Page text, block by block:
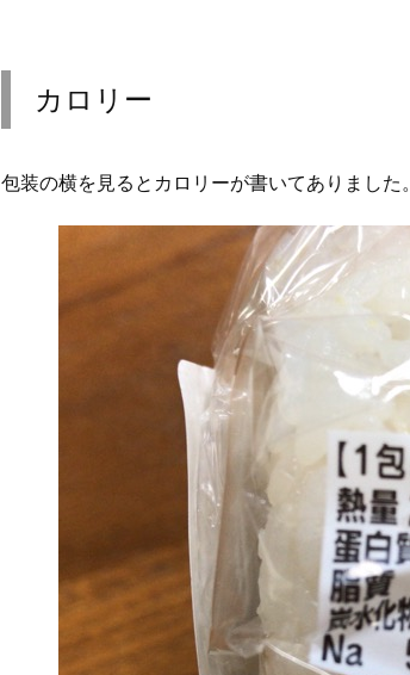
カロリー
包装の横を見るとカロリーが書いてありました。